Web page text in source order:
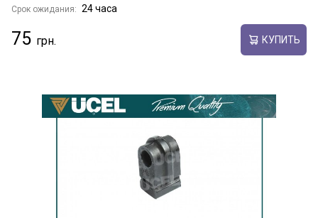
Срок ожидания: 24 часа
75 КУПИТЬ